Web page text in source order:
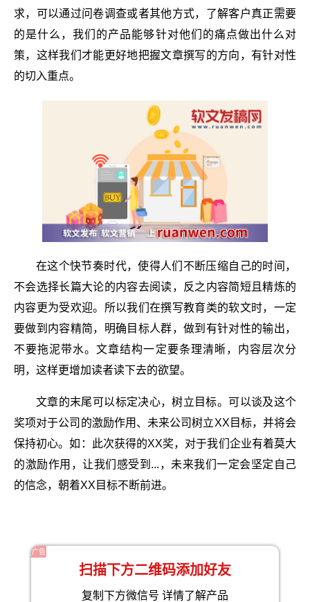
求，可以通过问卷调查或者其他方式，了解客户真正需要
的是什么，我们的产品能够针对他们的痛点做出什么对
策，这样我们才能更好地把握文章撰写的方向，有针对性
的切入重点。
在这个快节奏时代，使得人们不断压缩自己的时间，
不会选择长篇大论的内容去阅读，反之内容简短且精炼的
内容更为受欢迎。所以我们在撰写教育类的软文时，一定
要做到内容精简，明确目标人群，做到有针对性的输出，
不要拖泥带水。文章结构一定要条理清晰，内容层次分
明，这样更增加读者读下去的欲望。
文章的末尾可以标定决心，树立目标。可以谈及这个
奖项对于公司的激励作用、未来公司树立XX目标，并将会
保持初心。如：此次获得的XX奖，对于我们企业有着莫大
的激励作用，让我们感受到...，未来我们一定会坚定自己
的信念，朝着XX目标不断前进。
广告
扫描下方二维码添加好友
复制下方微信号 详情了解产品